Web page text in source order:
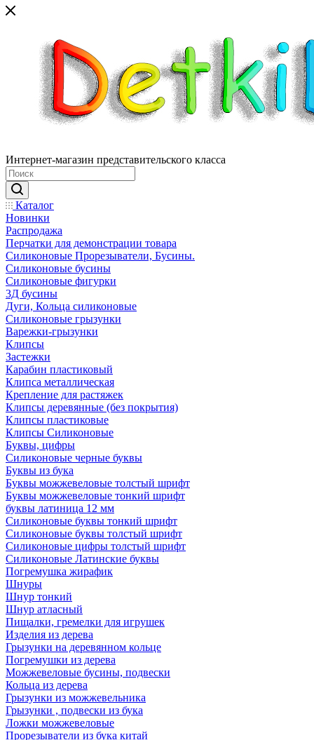
Интернет-магазин представительского класса
Каталог
Новинки
Распродажа
Перчатки для демонстрации товара
Силиконовые Прорезыватели, Бусины.
Силиконовые бусины
Силиконовые фигурки
3Д бусины
Дуги, Кольца силиконовые
Силиконовые грызунки
Варежки-грызунки
Клипсы
Застежки
Карабин пластиковый
Клипса металлическая
Крепление для растяжек
Клипсы деревянные (без покрытия)
Клипсы пластиковые
Клипсы Силиконовые
Буквы, цифры
Силиконовые черные буквы
Буквы из бука
Буквы можжевеловые толстый шрифт
Буквы можжевеловые тонкий шрифт
буквы латиница 12 мм
Силиконовые буквы тонкий шрифт
Силиконовые буквы толстый шрифт
Силиконовые цифры толстый шрифт
Силиконовые Латинские буквы
Погремушка жирафик
Шнуры
Шнур тонкий
Шнур атласный
Пищалки, гремелки для игрушек
Изделия из дерева
Грызунки на деревянном кольце
Погремушки из дерева
Можжевеловые бусины, подвески
Кольца из дерева
Грызунки из можжевельника
Грызунки , подвески из бука
Ложки можжевеловые
Прорезыватели из бука китай